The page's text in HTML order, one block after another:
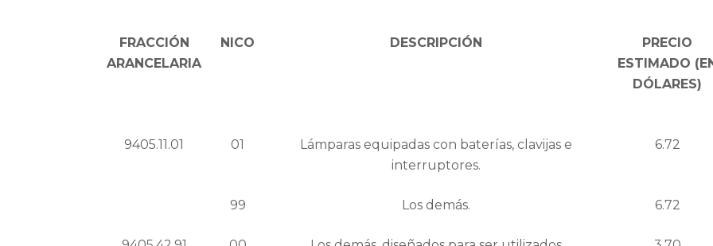
FRACCIÓN
ARANCELARIA
NICO DESCRIPCIÓN
PRECIO
ESTIMADO
DÓLARES)
9405.11.01 01
Lámparas equipadas con baterías, clavijas e
interruptores.
6.72
99 Los demás. 6.72